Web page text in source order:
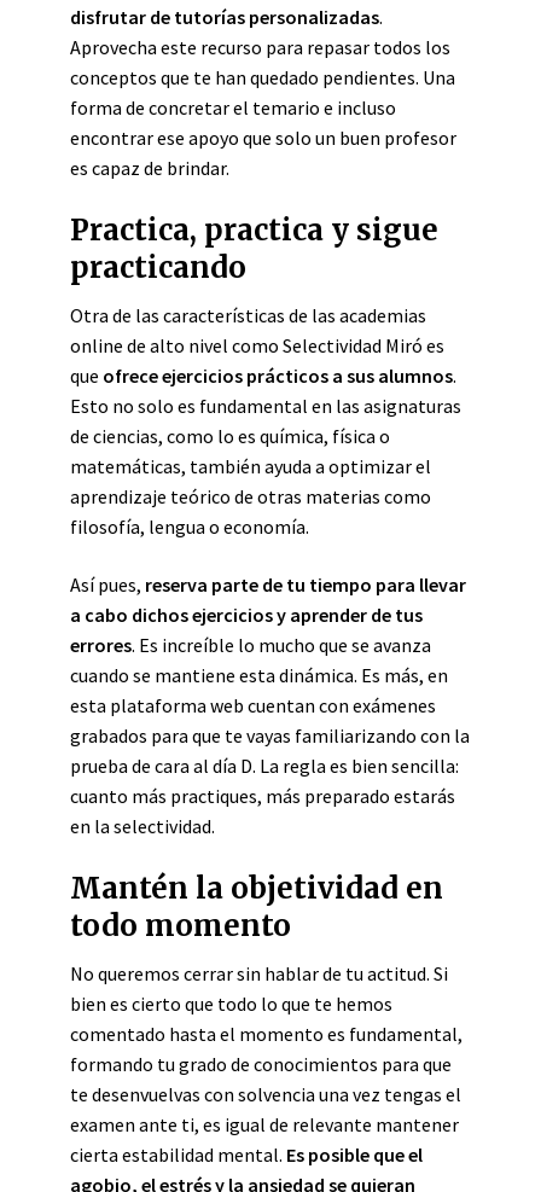
disfrutar de tutorías personalizadas.
Aprovecha este recurso para repasar todos los
conceptos que te han quedado pendientes. Una
forma de concretar el temario e incluso
encontrar ese apoyo que solo un buen profesor
es capaz de brindar.
Practica, practica y sigue
practicando
Otra de las características de las academias
online de alto nivel como Selectividad Miró es
que ofrece ejercicios prácticos a sus alumnos.
Esto no solo es fundamental en las asignaturas
de ciencias, como lo es química, física o
matemáticas, también ayuda a optimizar el
aprendizaje teórico de otras materias como
filosofía, lengua o economía.
Así pues, reserva parte de tu tiempo para llevar
a cabo dichos ejercicios y aprender de tus
errores. Es increíble lo mucho que se avanza
cuando se mantiene esta dinámica. Es más, en
esta plataforma web cuentan con exámenes
grabados para que te vayas familiarizando con la
prueba de cara al día D. La regla es bien sencilla:
cuanto más practiques, más preparado estarás
en la selectividad.
Mantén la objetividad en
todo momento
No queremos cerrar sin hablar de tu actitud. Si
bien es cierto que todo lo que te hemos
comentado hasta el momento es fundamental,
formando tu grado de conocimientos para que
te desenvuelvas con solvencia una vez tengas el
examen ante ti, es igual de relevante mantener
cierta estabilidad mental. Es posible que el
agobio, el estrés y la ansiedad se quieran